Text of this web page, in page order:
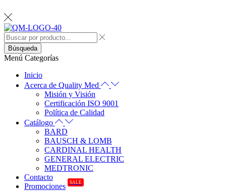
Búsqueda
Menú Categorías
Inicio
Acerca de Quality Med
Misión y Visión
Certificación ISO 9001
Política de Calidad
Catálogo
BARD
BAUSCH & LOMB
CARDINAL HEALTH
GENERAL ELECTRIC
MEDTRONIC
Contacto
Promociones
SALE